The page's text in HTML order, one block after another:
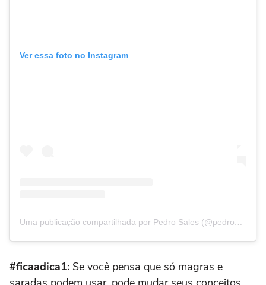
Ver essa foto no Instagram
Uma publicação compartilhada por Pedro Sales (@pedrosales_1)
#ficaadica1: Se você pensa que só magras e